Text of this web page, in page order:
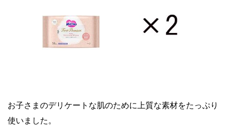
お子さまのデリケートな肌のために上質な素材をたっぷり
使いました。